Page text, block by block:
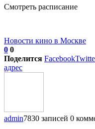
Смотреть расписание
Новости кино в Москве
0 0
Поделится Facebook
адрес
admin7830 записей 0